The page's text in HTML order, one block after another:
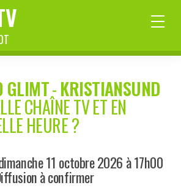
GLIMT-KRISTIANSUND
CHAÎNE TV ET EN
HEURE ?
11 octobre 2026 à 17h00
à confirmer